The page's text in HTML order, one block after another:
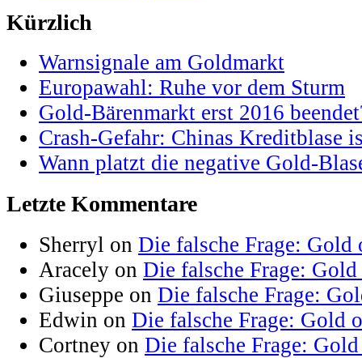
Kürzlich
Warnsignale am Goldmarkt
Europawahl: Ruhe vor dem Sturm
Gold-Bärenmarkt erst 2016
Crash-Gefahr: Chinas Kreditblase
Wann platzt die negative Gold-
Letzte Kommentare
Sherryl on Die falsche Frage: Gold
Aracely on Die falsche Frage:
Giuseppe on Die falsche Frage:
Edwin on Die falsche Frage: Gold
Cortney on Die falsche Frage: